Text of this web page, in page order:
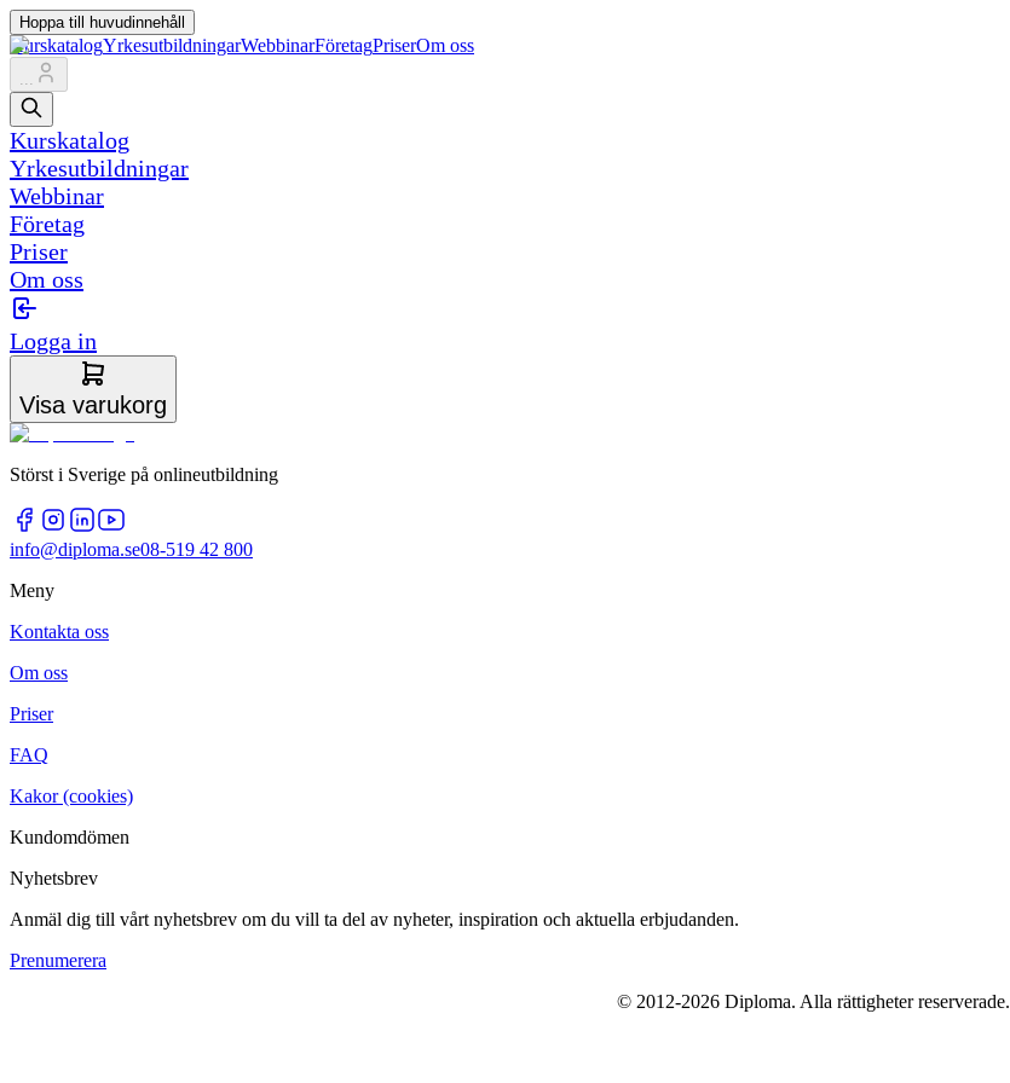
Hoppa till huvudinnehåll
KurskatalogYrkesutbildningarWebbinarFöretagPriserOm oss
...
Kurskatalog
Yrkesutbildningar
Webbinar
Företag
Priser
Om oss
Logga in
Visa varukorg
Störst i Sverige på onlineutbildning
info@diploma.se08-519 42 800
Meny
Kontakta oss
Om oss
Priser
FAQ
Kakor (cookies)
Kundomdömen
Nyhetsbrev
Anmäl dig till vårt nyhetsbrev om du vill ta del av nyheter, inspiration och aktuella erbjudanden.
Prenumerera
© 2012-2026 Diploma. Alla rättigheter reserverade.